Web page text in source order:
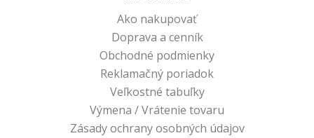
Ako nakupovať
Doprava a cenník
Obchodné podmienky
Reklamačný poriadok
Veľkostné tabuľky
Výmena / Vrátenie tovaru
Zásady ochrany osobných údajov